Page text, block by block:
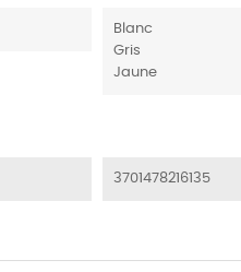
Blanc
Gris
Jaune
3701478216135